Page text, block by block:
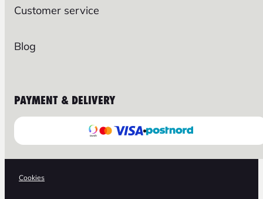
Customer service
Blog
PAYMENT & DELIVERY
Cookies